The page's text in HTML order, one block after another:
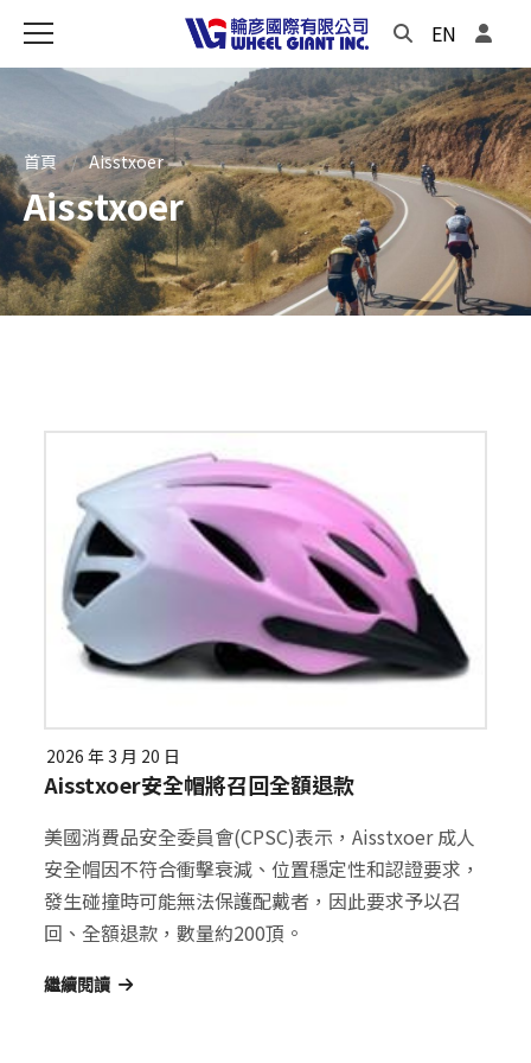
EN
首頁 Aisstxoer
Aisstxoer
2026 年 3 月 20 日
Aisstxoer安全帽將召回全額退款
美國消費品安全委員會(CPSC)表示，Aisstxoer 成人
安全帽因不符合衝擊衰減、位置穩定性和認證要求，
發生碰撞時可能無法保護配戴者，因此要求予以召
回、全額退款，數量約200頂。
繼續閱讀